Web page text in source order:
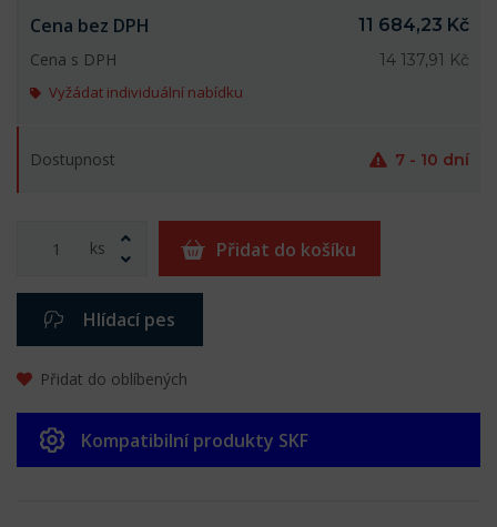
Cena bez DPH
11 684,23 Kč
Cena s DPH
14 137,91 Kč
Vyžádat individuální nabídku
Dostupnost 7 - 10 dní
ks Přidat do košíku
Hlídací pes
Přidat do oblíbených
Kompatibilní produkty SKF